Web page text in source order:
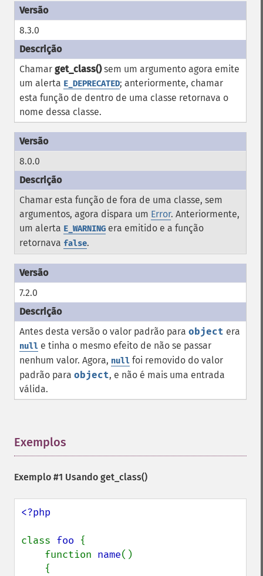
8.3.0
Chamar get_class()sem um argumento agora emite
um alerta E_DEPRECATED; anteriormente, chamar
esta função de dentro de uma classe retornava o
nome dessa classe.
8.0.0
Chamar esta função de fora de uma classe, sem
argumentos, agora dispara um Error. Anteriormente,
um alerta E_WARNING era emitido e a função
retornava false.
7.2.0
Antes desta versão o valor padrão para object era
null e tinha o mesmo efeito de não se passar
nenhum valor. Agora, null foi removido do valor
padrão para object, e não é mais uma entrada
válida.
Exemplos
Exemplo #1 Usando get_class()
<?php
class foo {
    function
name()